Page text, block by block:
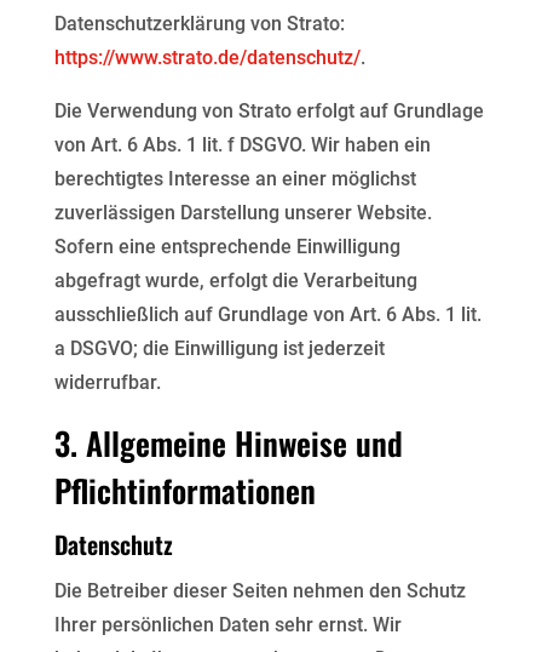
Datenschutzerklärung von Strato:
https://www.strato.de/datenschutz/.
Die Verwendung von Strato erfolgt auf Grundlage
von Art. 6 Abs. 1 lit. f DSGVO. Wir haben ein
berechtigtes Interesse an einer möglichst
zuverlässigen Darstellung unserer Website.
Sofern eine entsprechende Einwilligung
abgefragt wurde, erfolgt die Verarbeitung
ausschließlich auf Grundlage von Art. 6 Abs. 1 lit.
a DSGVO; die Einwilligung ist jederzeit
widerrufbar.
3. Allgemeine Hinweise und
Pflichtinformationen
Datenschutz
Die Betreiber dieser Seiten nehmen den Schutz
Ihrer persönlichen Daten sehr ernst. Wir